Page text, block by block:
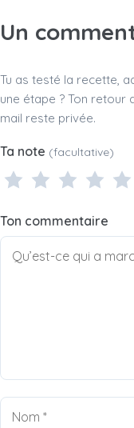
Un
Tu as testé la recette,
une étape ? Ton retour
mail reste privée.
Ta note (facultative)
Ton commentaire